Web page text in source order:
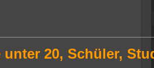
20, Schüler,